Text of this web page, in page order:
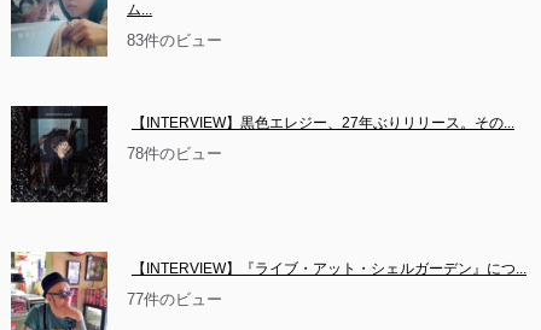
ム...
83件のビュー
【INTERVIEW】黒色エレジー、27年ぶりリリース。その...
78件のビュー
【INTERVIEW】『ライブ・アット・シェルガーデン』につ...
77件のビュー